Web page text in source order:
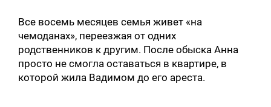
Все восемь месяцев семья живет «на
чемоданах», переезжая от одних
родственников к другим. После обыска Анна
просто не смогла оставаться в квартире, в
которой жила Вадимом до его ареста.